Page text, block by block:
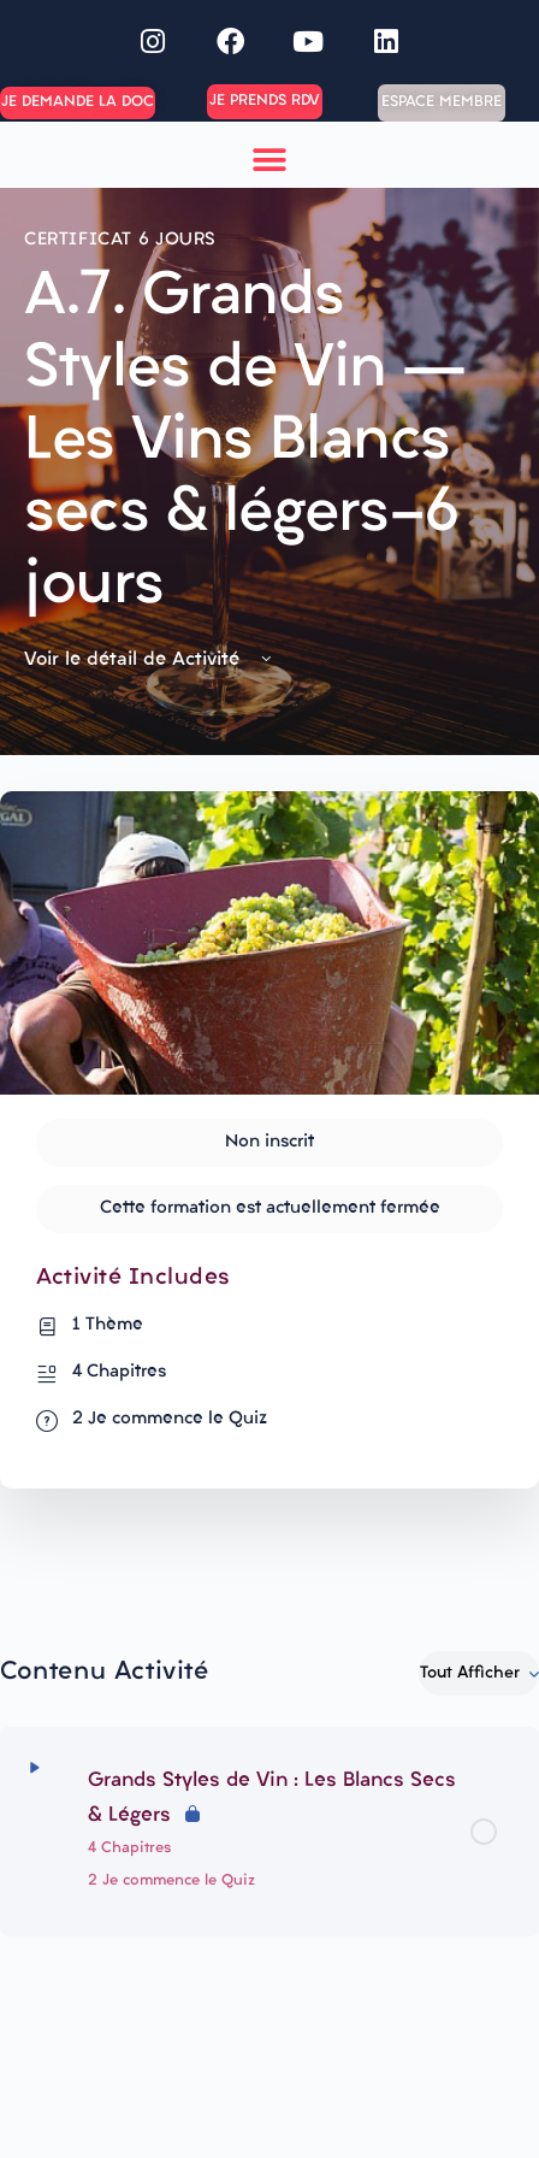
JE DEMANDE LA DOC JE PRENDS RDV ESPACE MEMBRE
CERTIFICAT 6 JOURS
A.7. Grands
Styles de Vin –
Les Vins Blancs
secs & légers-6
jours
Voir le détail de Activité
Contenu Activité Tout Afficher
Grands Styles de Vin : Les Blancs Secs
& Légers
4 Chapitres
2 Je commence le Quiz
Non inscrit
Cette formation est actuellement fermée
Activité Includes
1 Thème
4 Chapitres
2 Je commence le Quiz